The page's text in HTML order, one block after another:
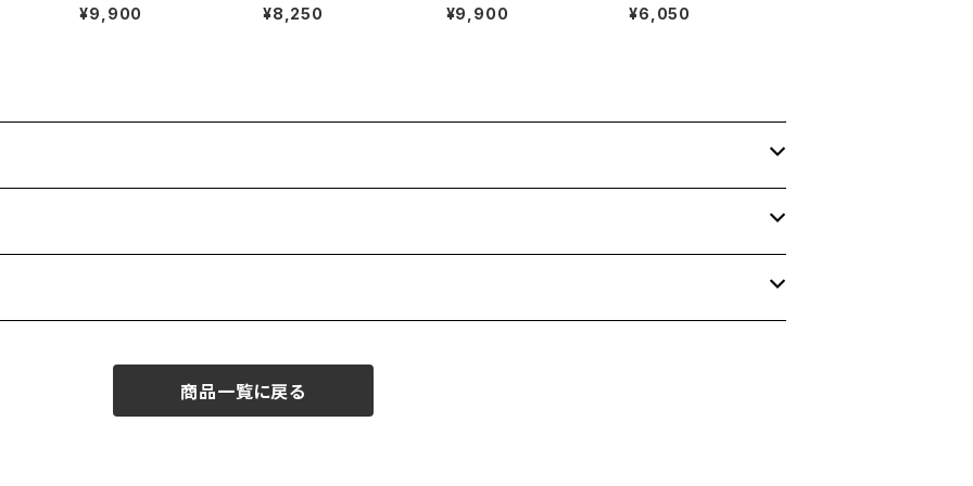
yon ×linen open-co
llar Shirt
¥9,900
n tucked Culottes
¥8,250
eige linen Shirt
¥9,900
otional shoulder Ba
g
¥6,050
商品一覧に戻る